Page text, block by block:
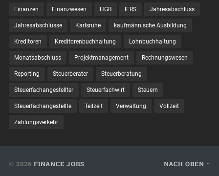
Finanzen Finanzwesen HGB IFRS Jahresabschluss
Jahresabschlüsse Karlsruhe kaufmännische Ausbildung
Kreditoren Kreditorenbuchhaltung Lohnbuchhaltung
Monatsabschluss Projektmanagement Rechnungswesen
Reporting Steuerberater Steuerberatung
Steuerfachangestellter Steuerfachwirt Steuern
Steuer­fach­ange­stellte Teilzeit Verwaltung Vollzeit
Zahlungsverkehr
© 2026 FINANCE JOBS NACH OBEN ↑